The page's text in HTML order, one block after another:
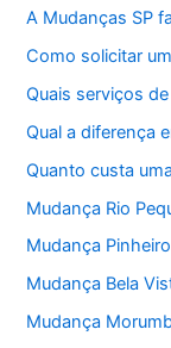
A Mudanças SP
Como solicitar
Quais serviços
Qual a diferença
Quanto custa
Mudança Rio
Mudança
Mudança Bela
Mudança